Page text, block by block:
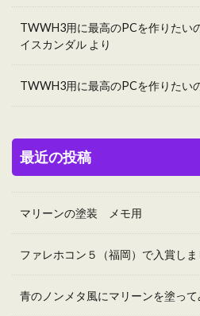
TWWH3用に最高のPCを作りたい
イスカンダル より
TWWH3用に最高のPCを作りたい
最近の投稿
マリーンの塗装 メモ用
ファレホコン５（福岡）で入賞しま
青のノンメタ風にマリーンを塗って